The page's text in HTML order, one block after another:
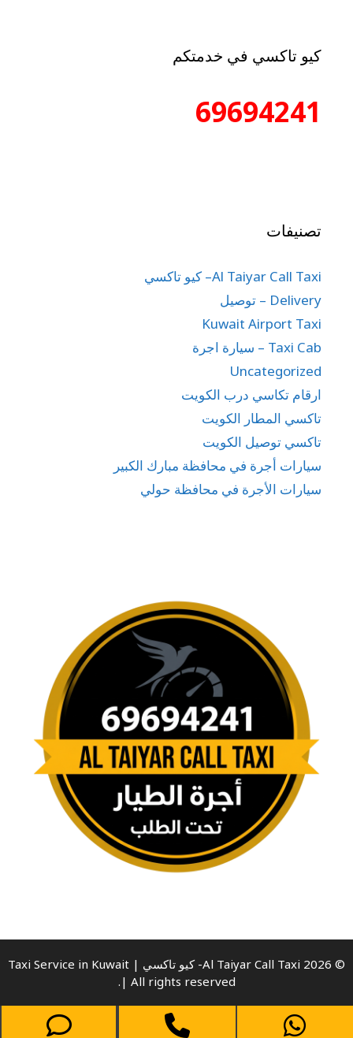
كيو تاكسي في خدمتكم
69694241
تصنيفات
Al Taiyar Call Taxi– كيو تاكسي
Delivery – توصيل
Kuwait Airport Taxi
Taxi Cab – سيارة اجرة
Uncategorized
ارقام تكاسي درب الكويت
تاكسي المطار الكويت
تاكسي توصيل الكويت
سيارات أجرة في محافظة مبارك الكبير
سيارات الأجرة في محافظة حولي
© 2026 Al Taiyar Call Taxi- كيو تاكسي | Taxi Service in Kuwait
| All rights reserved.